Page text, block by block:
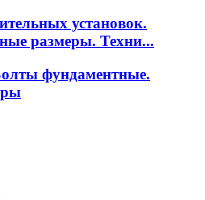
установок.
размеры. Техни...
фундаментные.